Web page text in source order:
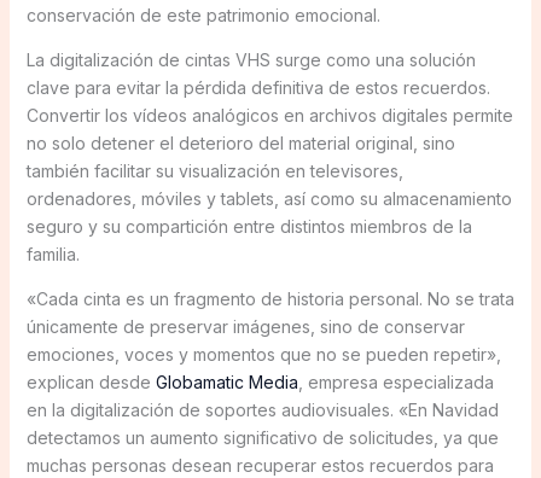
conservación de este patrimonio emocional.
La digitalización de cintas VHS surge como una solución
clave para evitar la pérdida definitiva de estos recuerdos.
Convertir los vídeos analógicos en archivos digitales permite
no solo detener el deterioro del material original, sino
también facilitar su visualización en televisores,
ordenadores, móviles y tablets, así como su almacenamiento
seguro y su compartición entre distintos miembros de la
familia.
«Cada cinta es un fragmento de historia personal. No se trata
únicamente de preservar imágenes, sino de conservar
emociones, voces y momentos que no se pueden repetir»,
explican desde Globamatic Media , empresa especializada
en la digitalización de soportes audiovisuales. «En Navidad
detectamos un aumento significativo de solicitudes, ya que
muchas personas desean recuperar estos recuerdos para